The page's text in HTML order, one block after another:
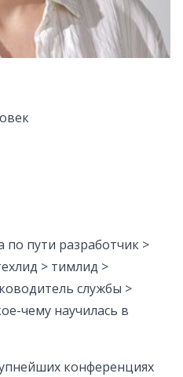
по пути разработчик >
> тимлид >
службы >
чему научилась в
конференциях